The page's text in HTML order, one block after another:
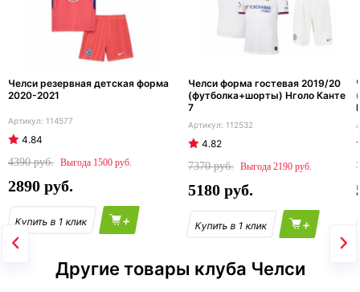
Челси резервная детская форма
2020-2021
114577
4.84
4390
1500
2890
+
Челси форма гостевая 2019/20
(футболка+шорты) Нголо Канте
7
112532
4.82
7370
2190
5180
+
Другие товары клуба Челси